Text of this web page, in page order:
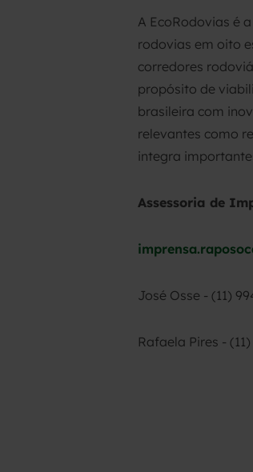
A EcoRodovias é
rodovias em oito
corredores
propósito de
brasileira com
relevantes como
integra
Assessoria de
José Osse - (11)
Rafaela Pires - (11)